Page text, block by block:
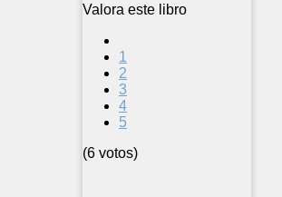
Valora este libro
1
2
3
4
5
(6 votos)